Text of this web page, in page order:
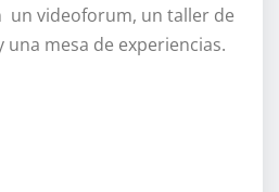
un videoforum, un taller de
mesa de experiencias.